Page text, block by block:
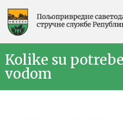
Kolike su
vodom